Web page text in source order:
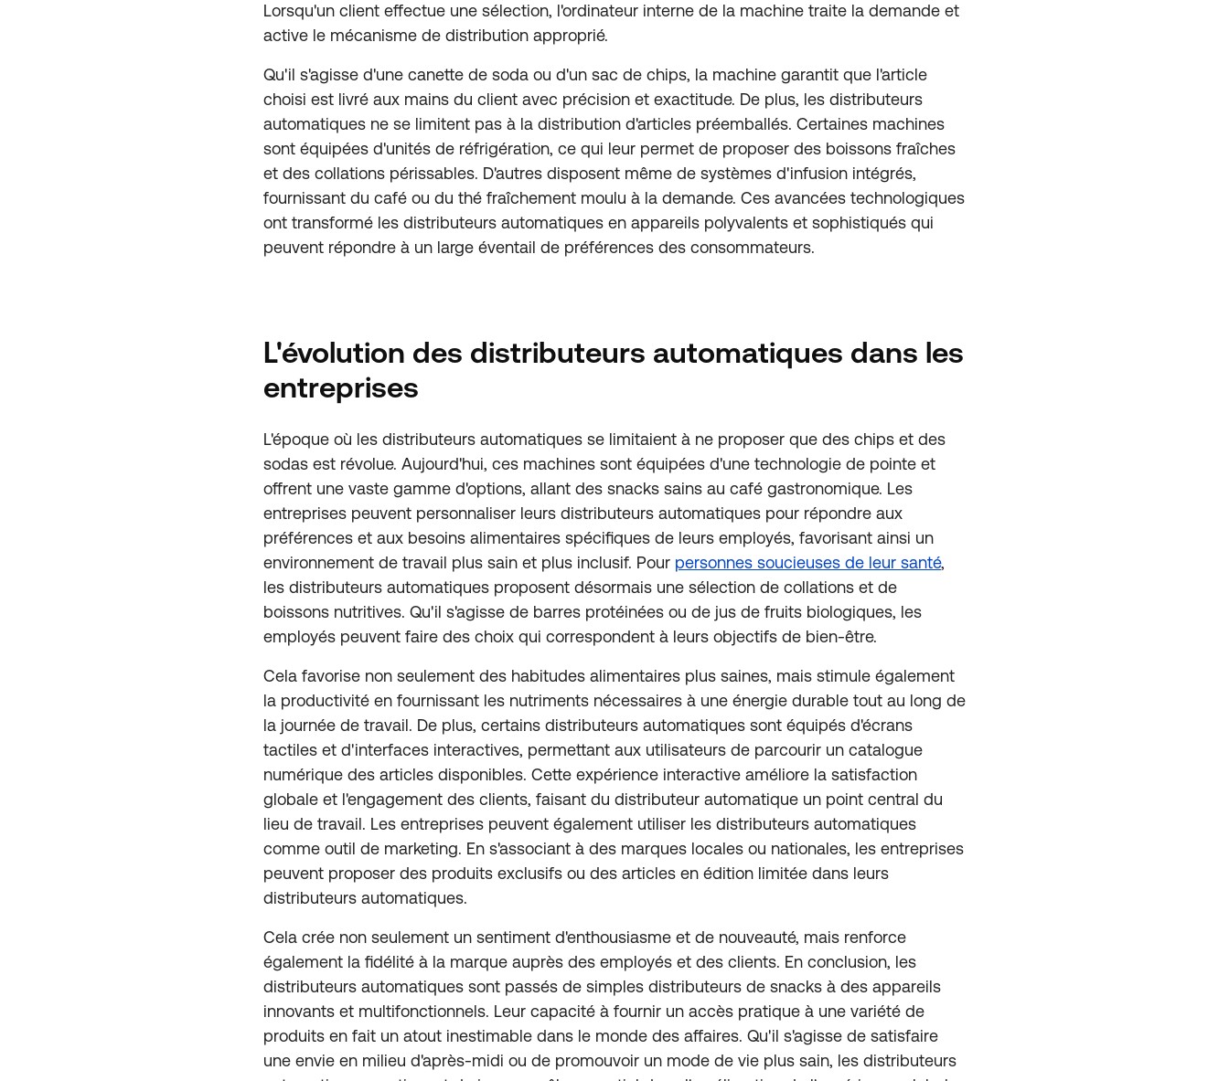
Lorsqu'un client effectue une sélection, l'ordinateur interne de la machine traite la demande et
active le mécanisme de distribution approprié.
Qu'il s'agisse d'une canette de soda ou d'un sac de chips, la machine garantit que l'article
choisi est livré aux mains du client avec précision et exactitude. De plus, les distributeurs
automatiques ne se limitent pas à la distribution d'articles préemballés. Certaines machines
sont équipées d'unités de réfrigération, ce qui leur permet de proposer des boissons fraîches
et des collations périssables. D'autres disposent même de systèmes d'infusion intégrés,
fournissant du café ou du thé fraîchement moulu à la demande. Ces avancées technologiques
ont transformé les distributeurs automatiques en appareils polyvalents et sophistiqués qui
peuvent répondre à un large éventail de préférences des consommateurs.
L'évolution des distributeurs automatiques dans les
entreprises
L'époque où les distributeurs automatiques se limitaient à ne proposer que des chips et des
sodas est révolue. Aujourd'hui, ces machines sont équipées d'une technologie de pointe et
offrent une vaste gamme d'options, allant des snacks sains au café gastronomique. Les
entreprises peuvent personnaliser leurs distributeurs automatiques pour répondre aux
préférences et aux besoins alimentaires spécifiques de leurs employés, favorisant ainsi un
environnement de travail plus sain et plus inclusif. Pour personnes soucieuses de leur santé,
les distributeurs automatiques proposent désormais une sélection de collations et de
boissons nutritives. Qu'il s'agisse de barres protéinées ou de jus de fruits biologiques, les
employés peuvent faire des choix qui correspondent à leurs objectifs de bien-être.
Cela favorise non seulement des habitudes alimentaires plus saines, mais stimule également
la productivité en fournissant les nutriments nécessaires à une énergie durable tout au long de
la journée de travail. De plus, certains distributeurs automatiques sont équipés d'écrans
tactiles et d'interfaces interactives, permettant aux utilisateurs de parcourir un catalogue
numérique des articles disponibles. Cette expérience interactive améliore la satisfaction
globale et l'engagement des clients, faisant du distributeur automatique un point central du
lieu de travail. Les entreprises peuvent également utiliser les distributeurs automatiques
comme outil de marketing. En s'associant à des marques locales ou nationales, les entreprises
peuvent proposer des produits exclusifs ou des articles en édition limitée dans leurs
distributeurs automatiques.
Cela crée non seulement un sentiment d'enthousiasme et de nouveauté, mais renforce
également la fidélité à la marque auprès des employés et des clients. En conclusion, les
distributeurs automatiques sont passés de simples distributeurs de snacks à des appareils
innovants et multifonctionnels. Leur capacité à fournir un accès pratique à une variété de
produits en fait un atout inestimable dans le monde des affaires. Qu'il s'agisse de satisfaire
une envie en milieu d'après-midi ou de promouvoir un mode de vie plus sain, les distributeurs